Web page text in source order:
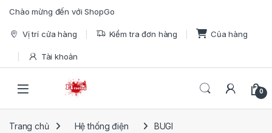
Skip to navigation
Skip to content
Chào mừng đến với ShopGo
Vị trí cửa hàng Kiểm tra đơn hàng Của hàng
Tài khoản
Open 0
Trang chủ Hệ thống điện BUGI